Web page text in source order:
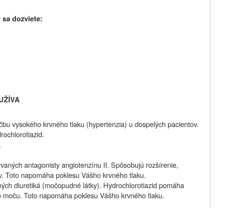
dozviete:
vysokého krvného tlaku (hypertenzia) u dospelých pacientov.
antagonisty angiotenzínu II. Spôsobujú rozšírenie,
Toto napomáha poklesu Vášho krvného tlaku.
diuretiká (močopudné látky). Hydrochlorotiazid pomáha
Toto napomáha poklesu Vášho krvného tlaku.